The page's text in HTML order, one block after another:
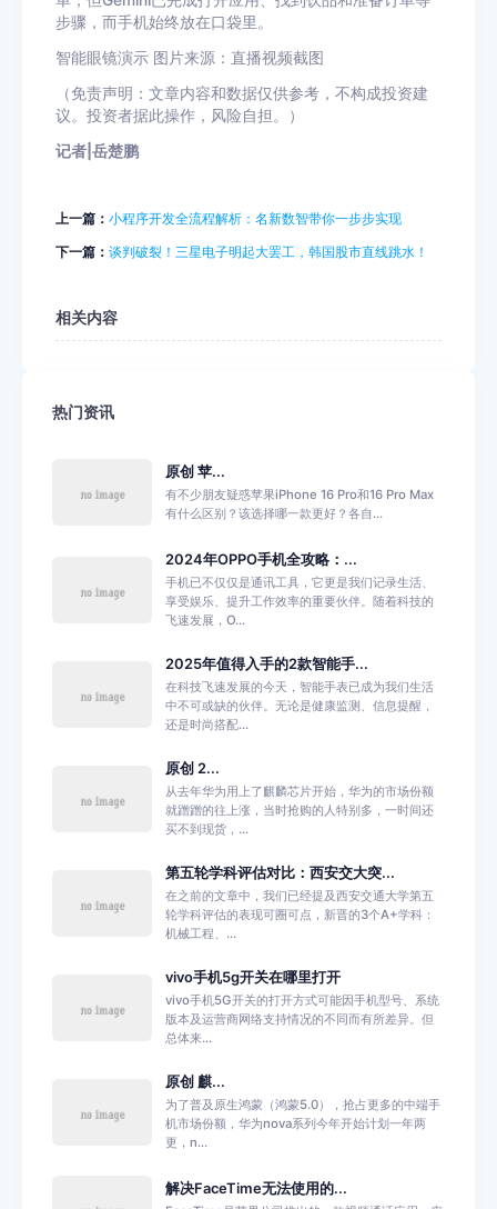
步骤，而手机始终放在口袋里。
智能眼镜演示 图片来源：直播视频截图
（免责声明：文章内容和数据仅供参考，不构成投资建
议。投资者据此操作，风险自担。）
记者|岳楚鹏
上一篇： 小程序开发全流程解析：名新数智带你一步步实现
下一篇： 谈判破裂！三星电子明起大罢工，韩国股市直线跳水！
相关内容
热门资讯
原创 苹...
有不少朋友疑惑苹果iPhone 16 Pro和16 Pro Max
有什么区别？该选择哪一款更好？各自...
2024年OPPO手机全攻略：...
手机已不仅仅是通讯工具，它更是我们记录生活、
享受娱乐、提升工作效率的重要伙伴。随着科技的
飞速发展，O...
2025年值得入手的2款智能手...
在科技飞速发展的今天，智能手表已成为我们生活
中不可或缺的伙伴。无论是健康监测、信息提醒，
还是时尚搭配...
原创 2...
从去年华为用上了麒麟芯片开始，华为的市场份额
就蹭蹭的往上涨，当时抢购的人特别多，一时间还
买不到现货，...
第五轮学科评估对比：西安交大突...
在之前的文章中，我们已经提及西安交通大学第五
轮学科评估的表现可圈可点，新晋的3个A+学科：
机械工程、...
vivo手机5g开关在哪里打开
vivo手机5G开关的打开方式可能因手机型号、系统
版本及运营商网络支持情况的不同而有所差异。但
总体来...
原创 麒...
为了普及原生鸿蒙（鸿蒙5.0），抢占更多的中端手
机市场份额，华为nova系列今年开始计划一年两
更，n...
解决FaceTime无法使用的...